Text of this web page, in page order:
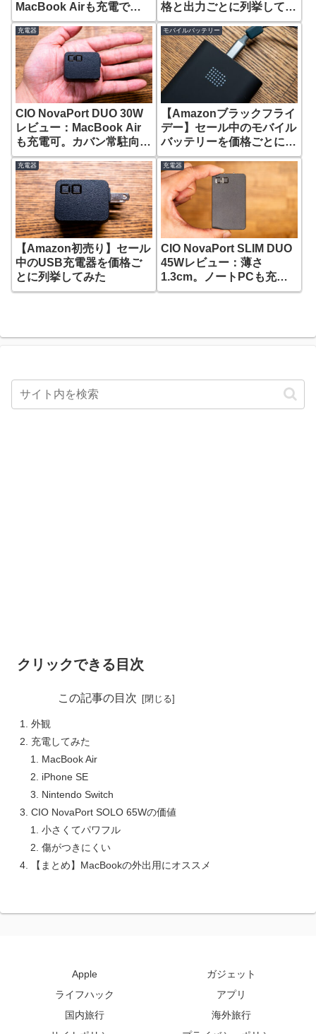
MacBook Airも充電でき
る10000mAhモバイルバッ
テリー
格と出力ごとに列挙してみ
た【2023年7月】
充電器
CIO NovaPort DUO 30W
レビュー：MacBook Air
も充電可。カバン常駐向き
なUSB-Cポート2つの小さ
な充電器。
モバイルバッテリー
【Amazonブラックフライ
デー】セール中のモバイル
バッテリーを価格ごとに列
挙してみた
充電器
【Amazon初売り】セール
中のUSB充電器を価格ご
とに列挙してみた
充電器
CIO NovaPort SLIM DUO
45Wレビュー：薄さ
1.3cm。ノートPCも充電
できるUSB-Cポート2つの
クリックできる目次
この記事の目次
外観
充電してみた
MacBook Air
iPhone SE
Nintendo Switch
CIO NovaPort SOLO 65Wの価値
小さくてパワフル
傷がつきにくい
【まとめ】MacBookの外出用にオススメ
Apple
ガジェット
ライフハック
アプリ
国内旅行
海外旅行